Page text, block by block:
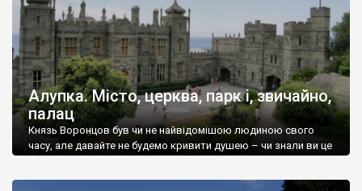
Алупка. Місто, церква, парк і, звичайно,
палац
Князь Воронцов був чи не найвідомішою людиною свого
часу, але давайте не будемо кривити душею – чи знали ви це